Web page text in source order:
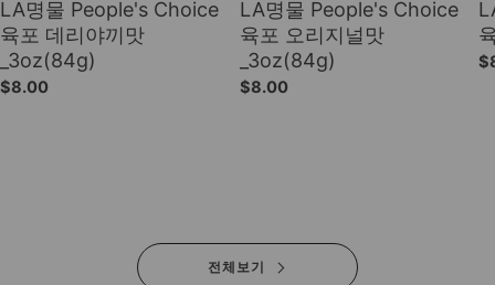
LA명물 People's Choice
육포 데리야끼맛
_3oz(84g)
$8.00
LA명물 People's Choice
육포 오리지널맛
_3oz(84g)
$8.00
전체보기